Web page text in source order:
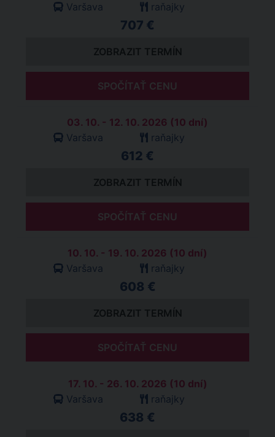
Varšava
raňajky
707 €
ZOBRAZIT TERMÍN
SPOČÍTAŤ CENU
03. 10. - 12. 10. 2026 (10 dní)
Varšava
raňajky
612 €
ZOBRAZIT TERMÍN
SPOČÍTAŤ CENU
10. 10. - 19. 10. 2026 (10 dní)
Varšava
raňajky
608 €
ZOBRAZIT TERMÍN
SPOČÍTAŤ CENU
17. 10. - 26. 10. 2026 (10 dní)
Varšava
raňajky
638 €